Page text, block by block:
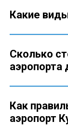
Какие
Сколько
Как
аэропорт